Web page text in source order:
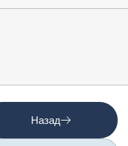
Назад